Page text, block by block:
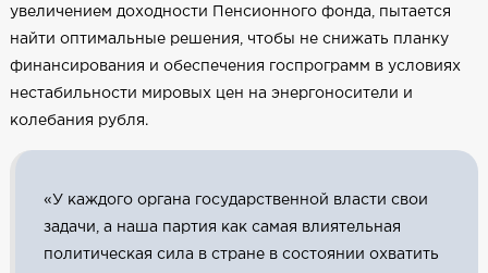
увеличением доходности Пенсионного фонда, пытается
найти оптимальные решения, чтобы не снижать планку
финансирования и обеспечения госпрограмм в условиях
нестабильности мировых цен на энергоносители и
колебания рубля.
«У каждого органа государственной власти свои
задачи, а наша партия как самая влиятельная
политическая сила в стране в состоянии охватить